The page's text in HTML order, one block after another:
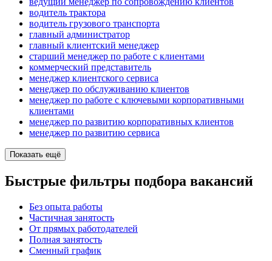
водитель трактора
водитель грузового транспорта
главный администратор
главный клиентский менеджер
старший менеджер по работе с клиентами
коммерческий представитель
менеджер клиентского сервиса
менеджер по обслуживанию клиентов
менеджер по работе с ключевыми корпоративными
клиентами
менеджер по развитию корпоративных клиентов
менеджер по развитию сервиса
Показать ещё
Быстрые фильтры подбора вакансий
Без опыта работы
Частичная занятость
От прямых работодателей
Полная занятость
Сменный график